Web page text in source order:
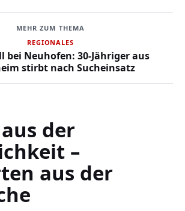
MEHR ZUM THEMA
REGIONALES
bei Neuhofen: 30-Jähriger aus
stirbt nach Sucheinsatz
der
–
aus der